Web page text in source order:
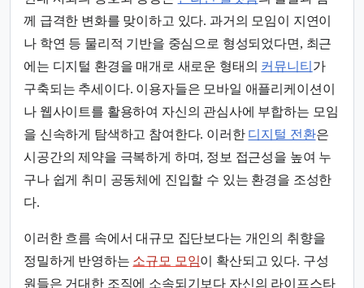
께 급격한 변화를 맞이하고 있다. 과거의 모임이 지연이
나 학연 등 물리적 기반을 중심으로 형성되었다면, 최근
에는 디지털 환경을 매개로 새로운 형태의 커뮤니티 가
구축되는 추세이다. 이용자들은 모바일 애플리케이션이
나 웹사이트를 활용하여 자신의 관심사에 부합하는 모임
을 신속하게 탐색하고 참여한다. 이러한 디지털 전환은
시공간의 제약을 극복하게 하며, 정보 접근성을 높여 누
구나 쉽게 취미 공동체에 진입할 수 있는 환경을 조성한
다.
이러한 흐름 속에서 대규모 집단보다는 개인의 취향을
정밀하게 반영하는 소규모 모임이 확산되고 있다. 구성
원들은 거대한 조직에 소속되기보다 자신의 라이프스타